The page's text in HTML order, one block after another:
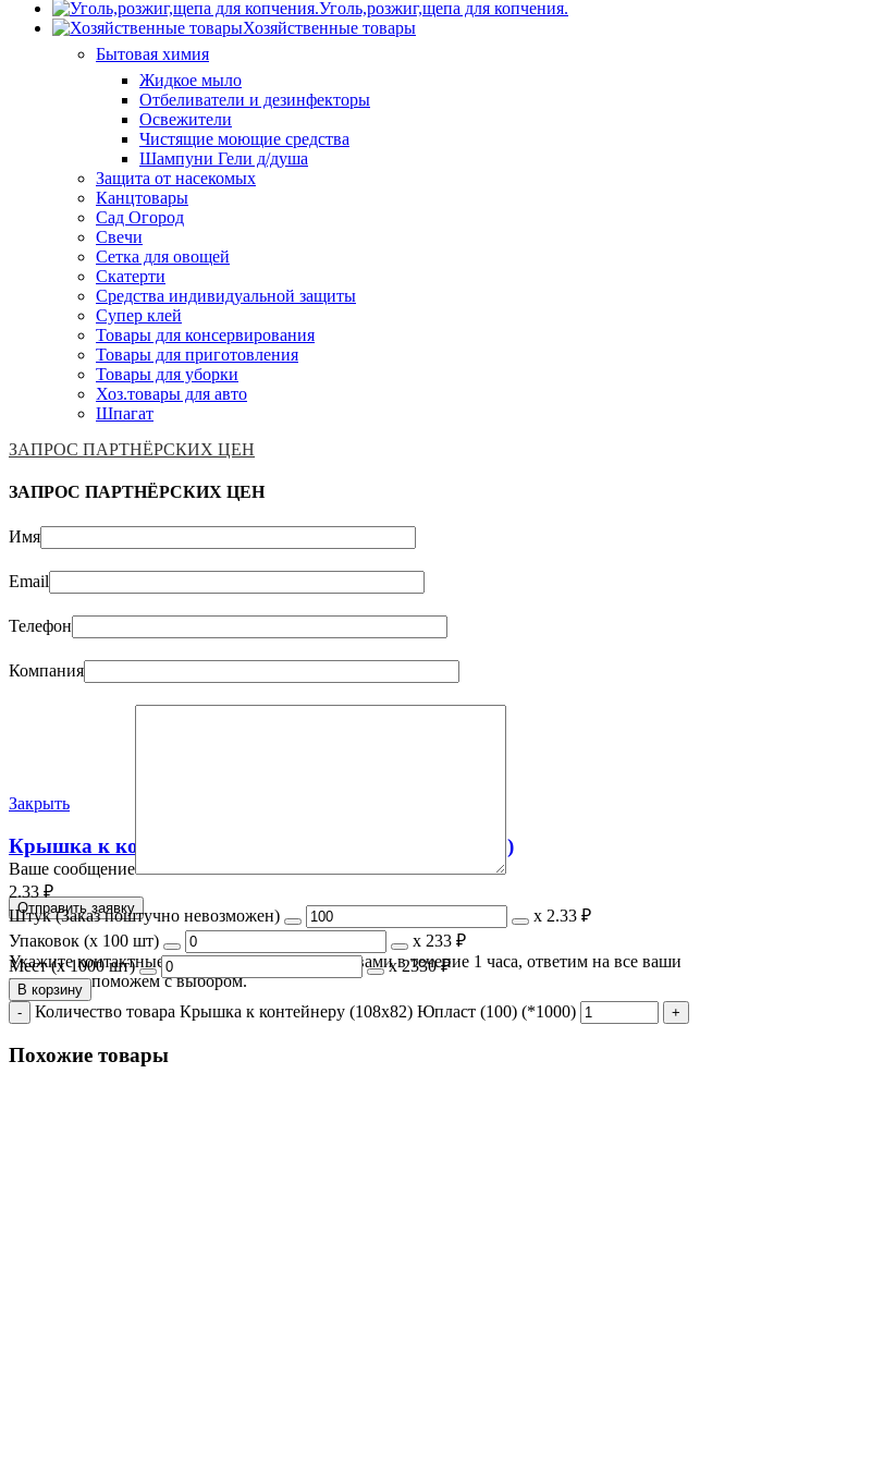
Уголь,розжиг,щепа для копчения.
Хозяйственные товары
Бытовая химия
Жидкое мыло
Отбеливатели и дезинфекторы
Освежители
Чистящие моющие средства
Шампуни Гели д/душа
Защита от насекомых
Канцтовары
Сад Огород
Свечи
Сетка для овощей
Скатерти
Средства индивидуальной защиты
Супер клей
Товары для консервирования
Товары для приготовления
Товары для уборки
Хоз.товары для авто
Шпагат
ЗАПРОС ПАРТНЁРСКИХ ЦЕН
ЗАПРОС ПАРТНЁРСКИХ ЦЕН
Имя
Email
Телефон
Компания
Ваше сообщение
Укажите контактные данные и мы свяжемся с вами в течение 1 часа, ответим на все ваши
вопросы и поможем с выбором.
Закрыть
Крышка к контейнеру (108х82) Юпласт (100) (*1000)
2.33 ₽
Штук (Заказ поштучно невозможен)
х 2.33 ₽
Упаковок (x 100 шт)
х 233 ₽
Мест (x 1000 шт)
х 2330 ₽
В корзину
Количество товара Крышка к контейнеру (108х82) Юпласт (100) (*1000)
Похожие товары